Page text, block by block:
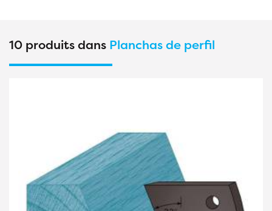
10 produits dans Planchas de perfil